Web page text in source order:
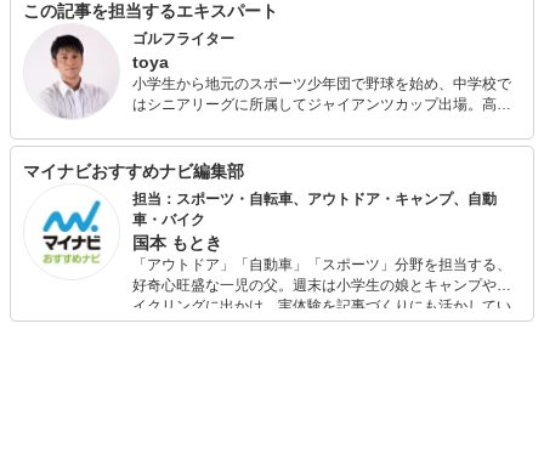
この記事を担当するエキスパート
ゴルフライター
toya
小学生から地元のスポーツ少年団で野球を始め、中学校で
はシニアリーグに所属してジャイアンツカップ出場。高校
ある。俊足巧打の外野手で核弾頭タイプ。 現在は30歳を過
ぎてから始めたゴルフにハマり、ゴルフライターとしてデ
ビューしはや5年。ついに自身のラジオ番組まで持つように
なった。 趣味はゴルフに釣り、カメラマンとして撮影を行
ったり、コスメコンシェルジュとしてモデルへのメイクも
手掛ける。
マイナビおすすめナビ編集部
担当：スポーツ・自転車、アウトドア・キャンプ、自動
車・バイク
国本 もとき
「アウトドア」「自動車」「スポーツ」分野を担当する、
好奇心旺盛な一児の父。週末は小学生の娘とキャンプやサ
イクリングに出かけ、実体験を記事づくりにも活かしてい
ます。読者の「知りたい」を分かりやすく届けることをモ